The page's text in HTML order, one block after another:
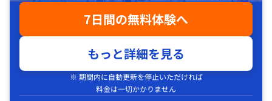
7日間の無料体験へ
もっと詳細を見る
※ 期間内に自動更新を停止いただければ
料金は一切かかりません